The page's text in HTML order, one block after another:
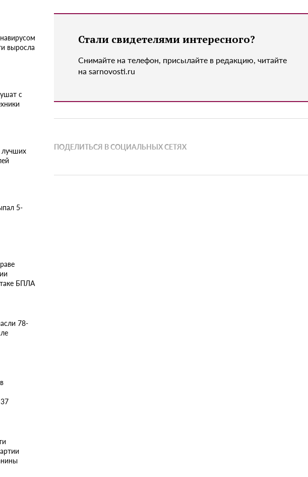
выросла
с
лучших
5-
БПЛА
78-
Стали свидетелями интересного?
Снимайте на телефон, присылайте в редакцию, читайте
на sarnovosti.ru
ПОДЕЛИТЬСЯ В СОЦИАЛЬНЫХ СЕТЯХ